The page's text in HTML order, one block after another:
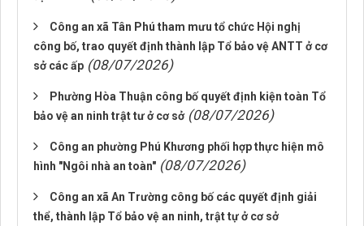
Công an xã Tân Phú tham mưu tổ chức Hội nghị
công bố, trao quyết định thành lập Tổ bảo vệ ANTT ở cơ
sở các ấp (08/07/2026)
Phường Hòa Thuận công bố quyết định kiện toàn Tổ
bảo vệ an ninh trật tư ở cơ sở (08/07/2026)
Công an phường Phú Khương phối hợp thực hiện mô
hình "Ngôi nhà an toàn" (08/07/2026)
Công an xã An Trường công bố các quyết định giải
thể, thành lập Tổ bảo vệ an ninh, trật tự ở cơ sở